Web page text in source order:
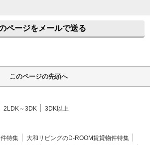
ページをメールで送る
このページの先頭へ
2LDK～3DK 3DK以上
特集
大和リビングのD-ROOM賃貸物件特集